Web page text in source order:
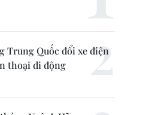
Trung Quốc đổi xe điện
thoại di động